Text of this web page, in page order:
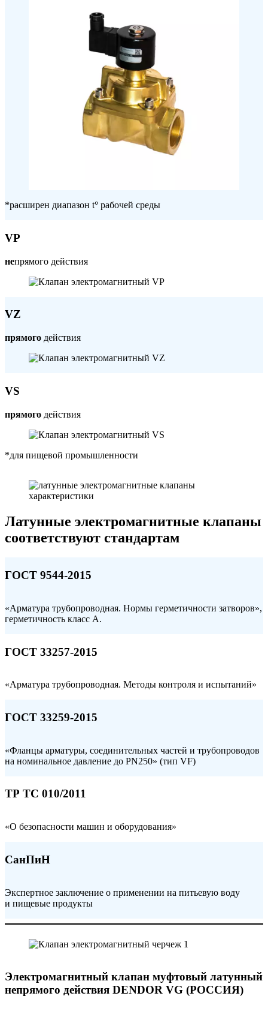
*расширен диапазон t° рабочей среды
VP
непрямого действия
VZ
прямого действия
VS
прямого действия
*для пищевой промышленности
Латунные электромагнитные клапаны
соответствуют стандартам
ГОСТ 9544-2015
«Арматура трубопроводная. Нормы герметичности затворов»,
герметичность класс А.
ГОСТ 33257-2015
«Арматура трубопроводная. Методы контроля и испытаний»
ГОСТ 33259-2015
«Фланцы арматуры, соединительных частей и трубопроводов
на номинальное давление до PN250» (тип VF)
ТР ТС 010/2011
«О безопасности машин и оборудования»
СанПиН
Экспертное заключение о применении на питьевую воду
и пищевые продукты
Электромагнитный клапан муфтовый латунный
непрямого действия DENDOR VG (РОССИЯ)